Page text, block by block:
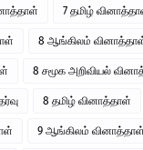
7 தமிழ்
8 ஆங்கிலம்
8 சமூக அறிவியல்
8 தமிழ் வினாத்தாள்
9 ஆங்கிலம் வினாத்தாள்